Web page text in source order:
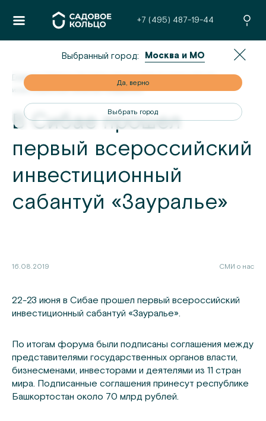
+7 (495) 487-19-44
Главная/Новости/В Сибае прошел первый всероссийский
инвестиционный сабантуй «Зауралье»
В Сибае прошел
первый всероссийский
инвестиционный
сабантуй «Зауралье»
16.08.2019 СМИ о нас
22-23 июня в Сибае прошел первый всероссийский
инвестиционный сабантуй «Зауралье».
По итогам форума были подписаны соглашения между
представителями государственных органов власти,
бизнесменами, инвесторами и деятелями из 11 стран
мира. Подписанные соглашения принесут республике
Башкортостан около 70 млрд рублей.
Выбранный город: Москва и МО
Да, верно
Выбрать город